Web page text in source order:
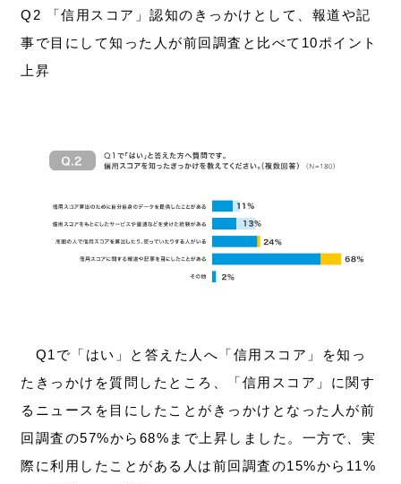
Q2 「信用スコア」認知のきっかけとして、報道や記
事で目にして知った人が前回調査と比べて10ポイント
上昇
Q1で「はい」と答えた人へ「信用スコア」を知っ
たきっかけを質問したところ、「信用スコア」に関す
るニュースを目にしたことがきっかけとなった人が前
回調査の57%から68%まで上昇しました。一方で、実
際に利用したことがある人は前回調査の15%から11%